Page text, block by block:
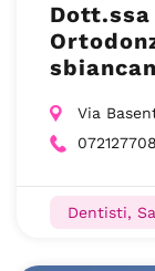
Dott.ssa
Via
072127708
Dentisti,